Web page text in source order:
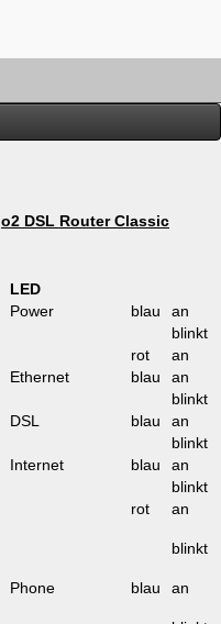
o2 DSL Router Classic
LED
Power
blau
an
blinkt
rot
an
Ethernet
blau
an
blinkt
DSL
blau
an
blinkt
Internet
blau
an
blinkt
rot
an
blinkt
Phone blau an